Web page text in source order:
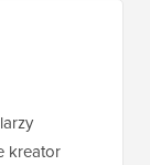
kreator